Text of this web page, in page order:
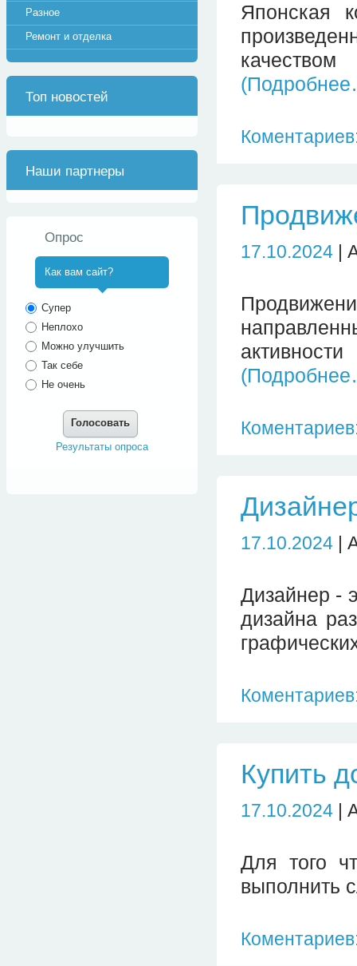
Японская
17.10.2024 |
17.10.2024 |
Дизайнер -
дизайна
Купить
17.10.2024 |
Для того
выполнить
Разное
Ремонт и отделка
Топ новостей
Наши партнеры
Опрос
Как вам сайт?
Супер
Неплохо
Можно улучшить
Так себе
Не очень
Голосовать
Результаты опроса